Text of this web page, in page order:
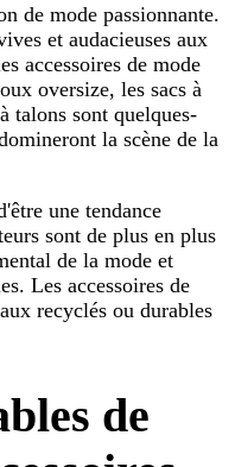
de mode passionnante.
et audacieuses aux
accessoires de mode
oversize, les sacs à
talons sont quelques-
la scène de la
une tendance
sont de plus en plus
de la mode et
Les accessoires de
recyclés ou durables
de